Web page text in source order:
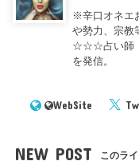
※辛口オネエ
や勢力、宗教
☆☆☆占い師『
を発信。
WebSite
NEW POST このラ